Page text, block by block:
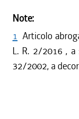
Note:
1 Articolo
L. R. 2/2016 , a
32/2002, a